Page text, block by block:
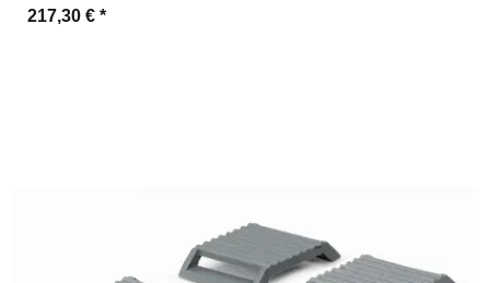
217,30 € *